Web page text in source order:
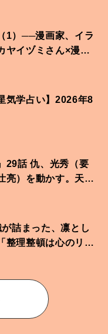
1）──漫画家、イラ
ヤイヅミさん×漫画
気学占い】2026年8
29話 仇、光秀（要
亮）を動かす。天下
詰まった、凛とし
整理整頓は心のリズ